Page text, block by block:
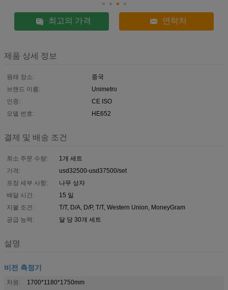
최고의 가격 연락처
제품 상세 정보
원래 장소:
중국
브랜드 이름:
Unimetro
인증:
CE ISO
모델 번호:
HE652
결제 및 배송 조건
최소 주문 수량:
1개 세트
가격:
usd32500-usd37500/set
포장 세부 사항:
나무 상자
배달 시간:
15 일
지불 조건:
T/T, D/A, D/P, T/T, Western Union, MoneyGram
공급 능력:
달 당 30개 세트
설명
비전 측정기
차원:
1700*1180*1750mm